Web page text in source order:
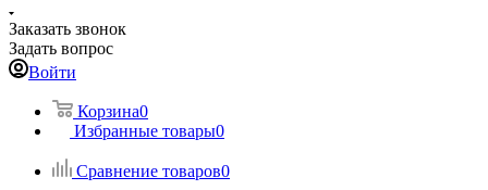
Заказать звонок
Задать вопрос
Войти
Корзина0
Избранные товары0
Сравнение товаров0